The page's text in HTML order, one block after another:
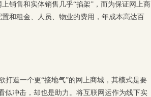
销售和实体销售几乎“掐架”，而为保证网上商
和租金、人员、物业的费用，年成本高达百
打造一个更“接地气”的网上商城，其模式是要
似冲击，却也是助力。将互联网运作为线下实